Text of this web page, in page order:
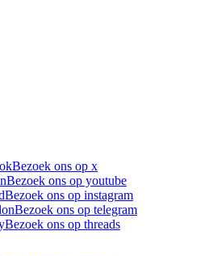
Bezoek ons op x
Bezoek ons op youtube
Bezoek ons op instagram
Bezoek ons op telegram
Bezoek ons op threads